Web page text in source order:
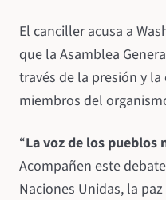
El canciller acusa a
que la Asamblea
través de la presión y
miembros del
“La voz de los pueblos
Acompañen este
Naciones Unidas, la